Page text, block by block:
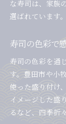
な寿司は、家族
選ばれています。
寿司の色彩で
寿司の色彩を通
す。豊田市や小
使った盛り付け
イメージした盛
るなど、四季折